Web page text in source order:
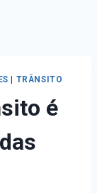
TRÂNSITO
é